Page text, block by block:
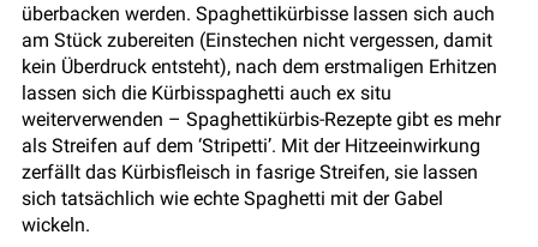
überbacken werden. Spaghettikürbisse lassen sich auch
am Stück zubereiten (Einstechen nicht vergessen, damit
kein Überdruck entsteht), nach dem erstmaligen Erhitzen
lassen sich die Kürbisspaghetti auch ex situ
weiterverwenden – Spaghettikürbis-Rezepte gibt es mehr
als Streifen auf dem ‘Stripetti’. Mit der Hitzeeinwirkung
zerfällt das Kürbisfleisch in fasrige Streifen, sie lassen
sich tatsächlich wie echte Spaghetti mit der Gabel
wickeln.